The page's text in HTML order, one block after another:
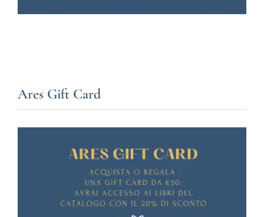
Ares Gift Card